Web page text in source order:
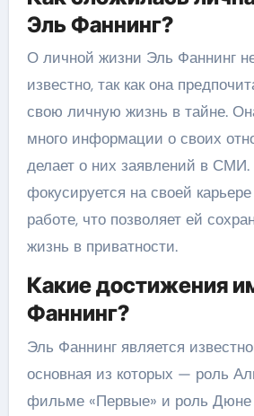
Эль Фаннинг?
О личной жизни Эль Фаннинг
известно, так как она
свою личную жизнь в тайне.
много информации о своих
делает о них заявлений в
фокусируется на своей
работе, что позволяет ей
жизнь в приватности.
Какие достижения
Фаннинг?
Эль Фаннинг является
основная из которых — роль
фильме «Первые» и роль